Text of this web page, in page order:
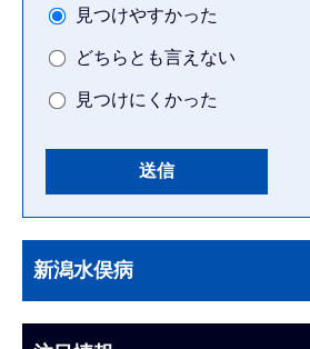
見つけやすかった
どちらとも言えない
見つけにくかった
文
こ
サ
ブ
新潟水俣病